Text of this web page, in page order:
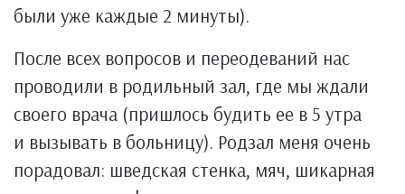
были уже каждые 2 минуты).
После всех вопросов и переодеваний нас
проводили в родильный зал, где мы ждали
своего врача (пришлось будить ее в 5 утра
и вызывать в больницу). Родзал меня очень
порадовал: шведская стенка, мяч, шикарная